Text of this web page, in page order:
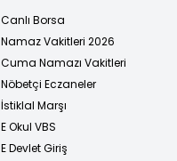
Canlı Borsa
Namaz Vakitleri 2026
Cuma Namazı Vakitleri
Nöbetçi Eczaneler
İstiklal Marşı
E Okul VBS
E Devlet Giriş